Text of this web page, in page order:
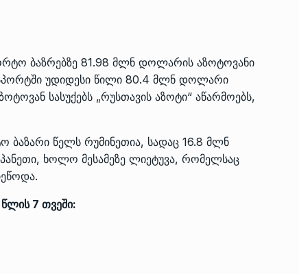
ბაზრებზე 81.98 მლნ დოლარის აზოტოვანი
უდიდესი წილი 80.4 მლნ დოლარი
სასუქებს „რუსთავის აზოტი“ აწარმოებს,
ბაზარი წელს რუმინეთია, სადაც 16.8 მლნ
ხოლო მესამეზე ლიეტუვა, რომელსაც
7 თვეში:
14
პრემიერ-მინისტრი ირაკლი
ღარიბაშვილი ოზურგეთის
ტექნოპარკში სტარტაპერებს…
პრემიერ-მინისტრმა ირაკლი